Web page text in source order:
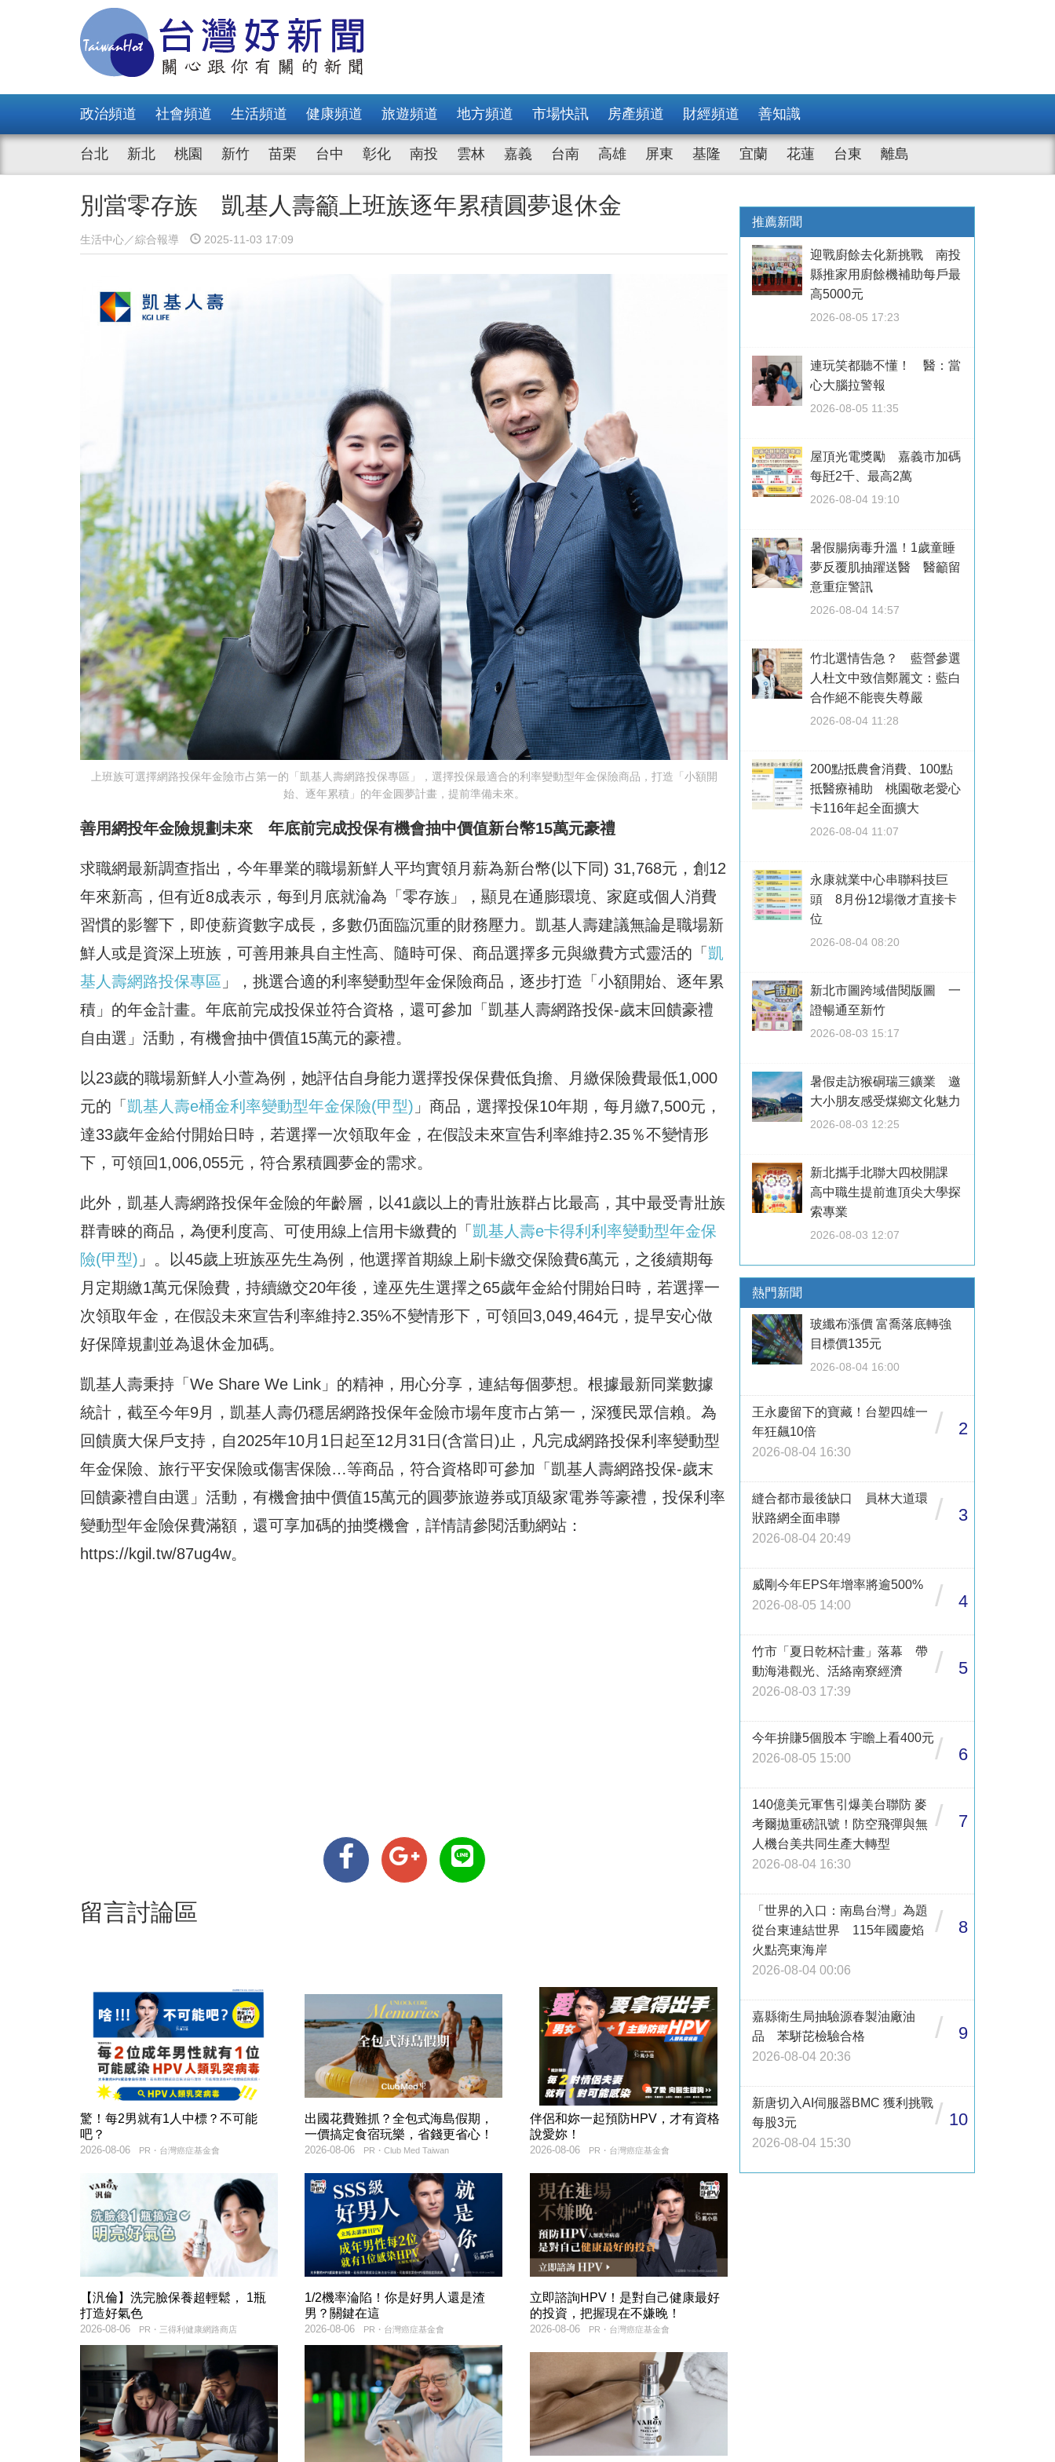
政治頻道 社會頻道 生活頻道 健康頻道 旅遊頻道 地方頻道 市場快訊 房產頻道 財經頻道 善知識
台北 新北 桃園 新竹 苗栗 台中 彰化 南投 雲林 嘉義 台南 高雄 屏東 基隆 宜蘭 花蓮 台東 離島
別當零存族 凱基人壽籲上班族逐年累積圓夢退休金
生活中心／綜合報導 2025-11-03 17:09
上班族可選擇網路投保年金險市占第一的「凱基人壽網路投保專區」，選擇投保最適合的利率變動型年金保險商品，打造「小額開
始、逐年累積」的年金圓夢計畫，提前準備未來。
善用網投年金險規劃未來 年底前完成投保有機會抽中價值新台幣15萬元豪禮
求職網最新調查指出，今年畢業的職場新鮮人平均實領月薪為新台幣(以下同) 31,768元，創12
年來新高，但有近8成表示，每到月底就淪為「零存族」，顯見在通膨環境、家庭或個人消費
習慣的影響下，即使薪資數字成長，多數仍面臨沉重的財務壓力。凱基人壽建議無論是職場新
鮮人或是資深上班族，可善用兼具自主性高、隨時可保、商品選擇多元與繳費方式靈活的「 凱
基人壽網路投保專區 」，挑選合適的利率變動型年金保險商品，逐步打造「小額開始、逐年累
積」的年金計畫。年底前完成投保並符合資格，還可參加「凱基人壽網路投保-歲末回饋豪禮
自由選」活動，有機會抽中價值15萬元的豪禮。
以23歲的職場新鮮人小萱為例，她評估自身能力選擇投保保費低負擔、月繳保險費最低1,000
元的「 凱基人壽e桶金利率變動型年金保險(甲型) 」商品，選擇投保10年期，每月繳7,500元，
達33歲年金給付開始日時，若選擇一次領取年金，在假設未來宣告利率維持2.35％不變情形
下，可領回1,006,055元，符合累積圓夢金的需求。
此外，凱基人壽網路投保年金險的年齡層，以41歲以上的青壯族群占比最高，其中最受青壯族
群青睞的商品，為便利度高、可使用線上信用卡繳費的「 凱基人壽e卡得利利率變動型年金保
險(甲型) 」。以45歲上班族巫先生為例，他選擇首期線上刷卡繳交保險費6萬元，之後續期每
月定期繳1萬元保險費，持續繳交20年後，達巫先生選擇之65歲年金給付開始日時，若選擇一
次領取年金，在假設未來宣告利率維持2.35%不變情形下，可領回3,049,464元，提早安心做
好保障規劃並為退休金加碼。
凱基人壽秉持「We Share We Link」的精神，用心分享，連結每個夢想。根據最新同業數據
統計，截至今年9月，凱基人壽仍穩居網路投保年金險市場年度市占第一，深獲民眾信賴。為
回饋廣大保戶支持，自2025年10月1日起至12月31日(含當日)止，凡完成網路投保利率變動型
年金保險、旅行平安保險或傷害保險…等商品，符合資格即可參加「凱基人壽網路投保-歲末
回饋豪禮自由選」活動，有機會抽中價值15萬元的圓夢旅遊券或頂級家電券等豪禮，投保利率
變動型年金險保費滿額，還可享加碼的抽獎機會，詳情請參閱活動網站：
https://kgil.tw/87ug4w。
留言討論區
驚！每2男就有1人中標？不可能
吧？
PR・台灣癌症基金會
2026-08-06
出國花費難抓？全包式海島假期，
一價搞定食宿玩樂，省錢更省心！
PR・Club Med Taiwan
2026-08-06
伴侶和妳一起預防HPV，才有資格
說愛妳！
PR・台灣癌症基金會
2026-08-06
【汎倫】洗完臉保養超輕鬆， 1瓶
打造好氣色
PR・三得利健康網路商店
2026-08-06
1/2機率淪陷！你是好男人還是渣
男？關鍵在這
PR・台灣癌症基金會
2026-08-06
立即諮詢HPV！是對自己健康最好
的投資，把握現在不嫌晚！
PR・台灣癌症基金會
2026-08-06
推薦新聞
迎戰廚餘去化新挑戰 南投
縣推家用廚餘機補助每戶最
高5000元
2026-08-05 17:23
連玩笑都聽不懂！ 醫：當
心大腦拉警報
2026-08-05 11:35
屋頂光電獎勵 嘉義市加碼
每瓩2千、最高2萬
2026-08-04 19:10
暑假腸病毒升溫！1歲童睡
夢反覆肌抽躍送醫 醫籲留
意重症警訊
2026-08-04 14:57
竹北選情告急？ 藍營參選
人杜文中致信鄭麗文：藍白
合作絕不能喪失尊嚴
2026-08-04 11:28
200點抵農會消費、100點
抵醫療補助 桃園敬老愛心
卡116年起全面擴大
2026-08-04 11:07
永康就業中心串聯科技巨
頭 8月份12場徵才直接卡
位
2026-08-04 08:20
新北市圖跨域借閱版圖 一
證暢通至新竹
2026-08-03 15:17
暑假走訪猴硐瑞三鑛業 邀
大小朋友感受煤鄉文化魅力
2026-08-03 12:25
新北攜手北聯大四校開課
高中職生提前進頂尖大學探
索專業
2026-08-03 12:07
熱門新聞
玻纖布漲價 富喬落底轉強
目標價135元
2026-08-04 16:00
王永慶留下的寶藏！台塑四雄一
年狂飆10倍
2026-08-04 16:30
/ 2
縫合都市最後缺口 員林大道環
狀路網全面串聯
2026-08-04 20:49
/ 3
威剛今年EPS年增率將逾500%
2026-08-05 14:00
/ 4
竹市「夏日乾杯計畫」落幕 帶
動海港觀光、活絡南寮經濟
2026-08-03 17:39
/ 5
今年拚賺5個股本 宇瞻上看400元
2026-08-05 15:00
/ 6
140億美元軍售引爆美台聯防 麥
考爾拋重磅訊號！防空飛彈與無
人機台美共同生產大轉型
2026-08-04 16:30
/ 7
「世界的入口：南島台灣」為題
從台東連結世界 115年國慶焰
火點亮東海岸
2026-08-04 00:06
/ 8
嘉縣衛生局抽驗源春製油廠油
品 苯駢芘檢驗合格
2026-08-04 20:36
/ 9
新唐切入AI伺服器BMC 獲利挑戰
每股3元
2026-08-04 15:30
/ 10